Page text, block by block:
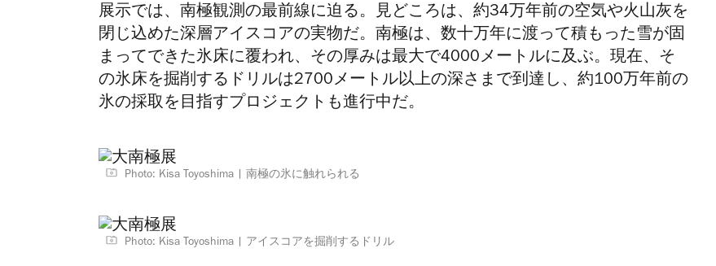
展示では、南極観測の最前線に迫る。見どころは、約34万年前の空気や火山灰を
閉じ込めた深層アイスコアの実物だ。南極は、数十万年に渡って積もった雪が固
まってできた氷床に覆われ、その厚みは最大で4000メートルに及ぶ。現在、そ
の氷床を掘削するドリルは2700メートル以上の深さまで到達し、約100万年前の
氷の採取を目指すプロジェクトも進行中だ。
Photo: Kisa Toyoshima 南極の氷に触れられる
Photo: Kisa Toyoshima アイスコアを掘削するドリル